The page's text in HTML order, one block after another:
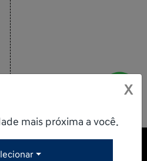
X
mais próxima a você.